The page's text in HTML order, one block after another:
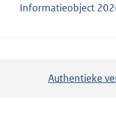
Informatieobject
Authentieke